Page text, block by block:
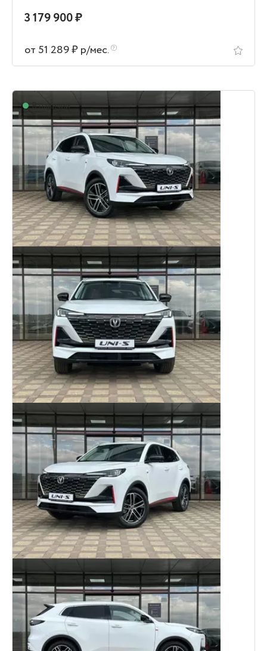
3 179 900 ₽
от 51 289 ₽ р/мес.
В наличии